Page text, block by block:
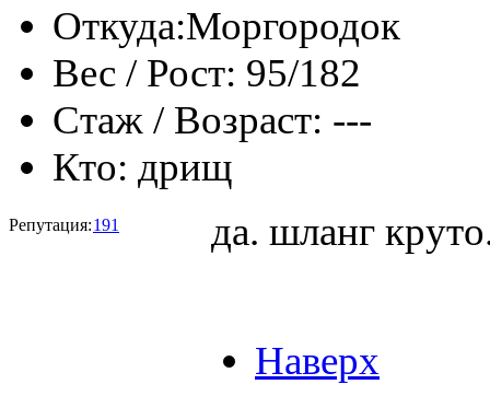
Откуда:Моргородок
Вес / Рост: 95/182
Стаж / Возраст: ---
Кто: дрищ
Репутация:191 да. шланг
Наверх